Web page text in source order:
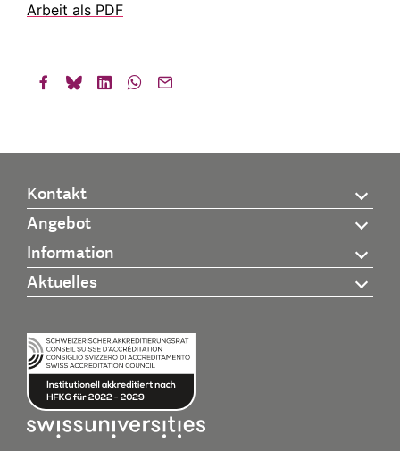
Arbeit als PDF
Kontakt
Angebot
Information
Aktuelles